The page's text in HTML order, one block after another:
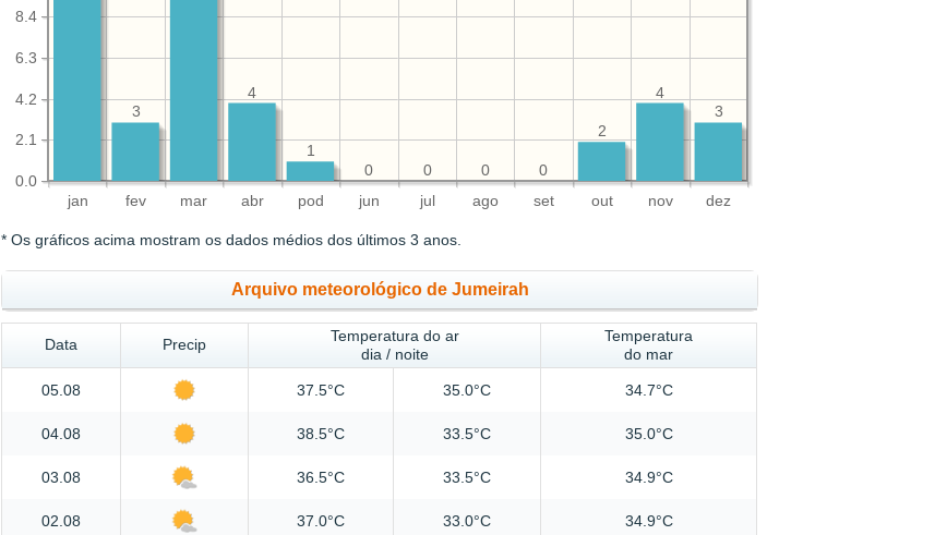
jan fev mar abr pod jun jul ago set out nov dez
0.0
2.1
4.2
6.3
8.4
3
4
2
0
0
0
0
1
4
3
* Os gráficos acima mostram os dados médios dos últimos 3 anos.
Arquivo meteorológico de Jumeirah
Data Precip
Temperatura do ar
dia / noite
Temperatura
do mar
05.08 37.5°C 35.0°C 34.7°C
04.08 38.5°C 33.5°C 35.0°C
03.08 36.5°C 33.5°C 34.9°C
02.08 37.0°C 33.0°C 34.9°C